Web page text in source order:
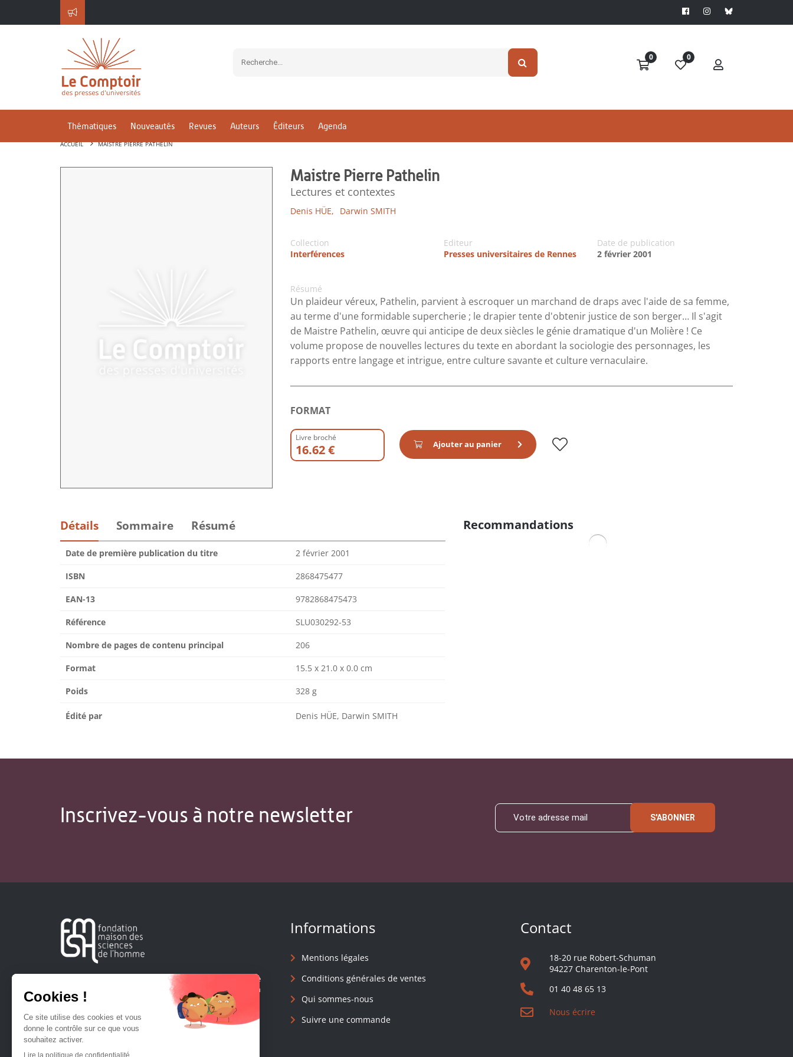
0 0
Thématiques Nouveautés Revues Auteurs Éditeurs Agenda
ACCUEIL MAISTRE PIERRE PATHELIN
Maistre Pierre Pathelin
Lectures et contextes
Denis HÜE, Darwin SMITH
Collection
Interférences
Editeur
Presses universitaires de Rennes
Date de publication
2 février 2001
Résumé
Un plaideur véreux, Pathelin, parvient à escroquer un marchand de draps avec l'aide de sa femme,
au terme d'une formidable supercherie ; le drapier tente d'obtenir justice de son berger… Il s'agit
de Maistre Pathelin, œuvre qui anticipe de deux siècles le génie dramatique d'un Molière ! Ce
volume propose de nouvelles lectures du texte en abordant la sociologie des personnages, les
rapports entre langage et intrigue, entre culture savante et culture vernaculaire.
FORMAT
Livre broché
16.62 € Ajouter au panier
Détails Sommaire Résumé
Date de première publication du titre 2 février 2001
ISBN 2868475477
EAN-13 9782868475473
Référence SLU030292-53
Nombre de pages de contenu principal 206
Format 15.5 x 21.0 x 0.0 cm
Poids 328 g
Édité par Denis HÜE, Darwin SMITH
Recommandations
Inscrivez-vous à notre newsletter S'ABONNER
Créée en 1963, la Fondation Maison Sciences de l'Homme
soutient la recherche et la diffusion des connaissances en
sciences humaines et sociales.
Informations
Mentions légales
Conditions générales de ventes
Qui sommes-nous
Suivre une commande
Contact
18-20 rue Robert-Schuman
94227 Charenton-le-Pont
01 40 48 65 13
Nous écrire